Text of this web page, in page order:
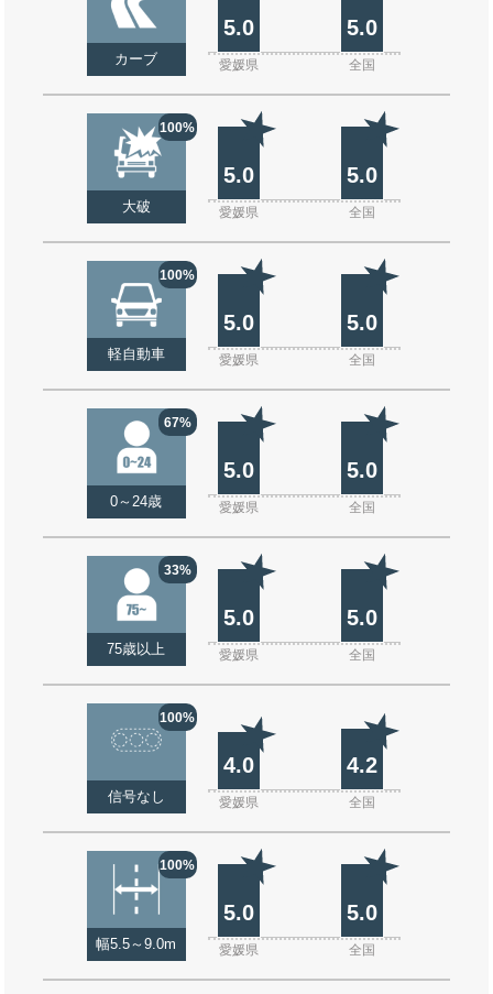
カーブ
5.0 5.0
愛媛県 全国
100%
大破
5.0 5.0
愛媛県 全国
100%
軽自動車
5.0 5.0
愛媛県 全国
67%
0～24歳
5.0 5.0
愛媛県 全国
33%
75歳以上
5.0 5.0
愛媛県 全国
100%
信号なし
4.0 4.2
愛媛県 全国
100%
幅5.5～9.0m
5.0 5.0
愛媛県 全国